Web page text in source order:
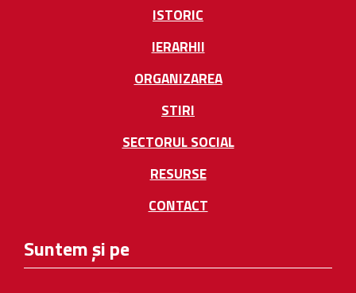
ISTORIC
IERARHII
ORGANIZAREA
STIRI
SECTORUL SOCIAL
RESURSE
CONTACT
Suntem și pe